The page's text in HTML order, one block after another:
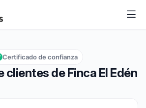
de 10
clientes de Finca El Edén
Certificado de confianza